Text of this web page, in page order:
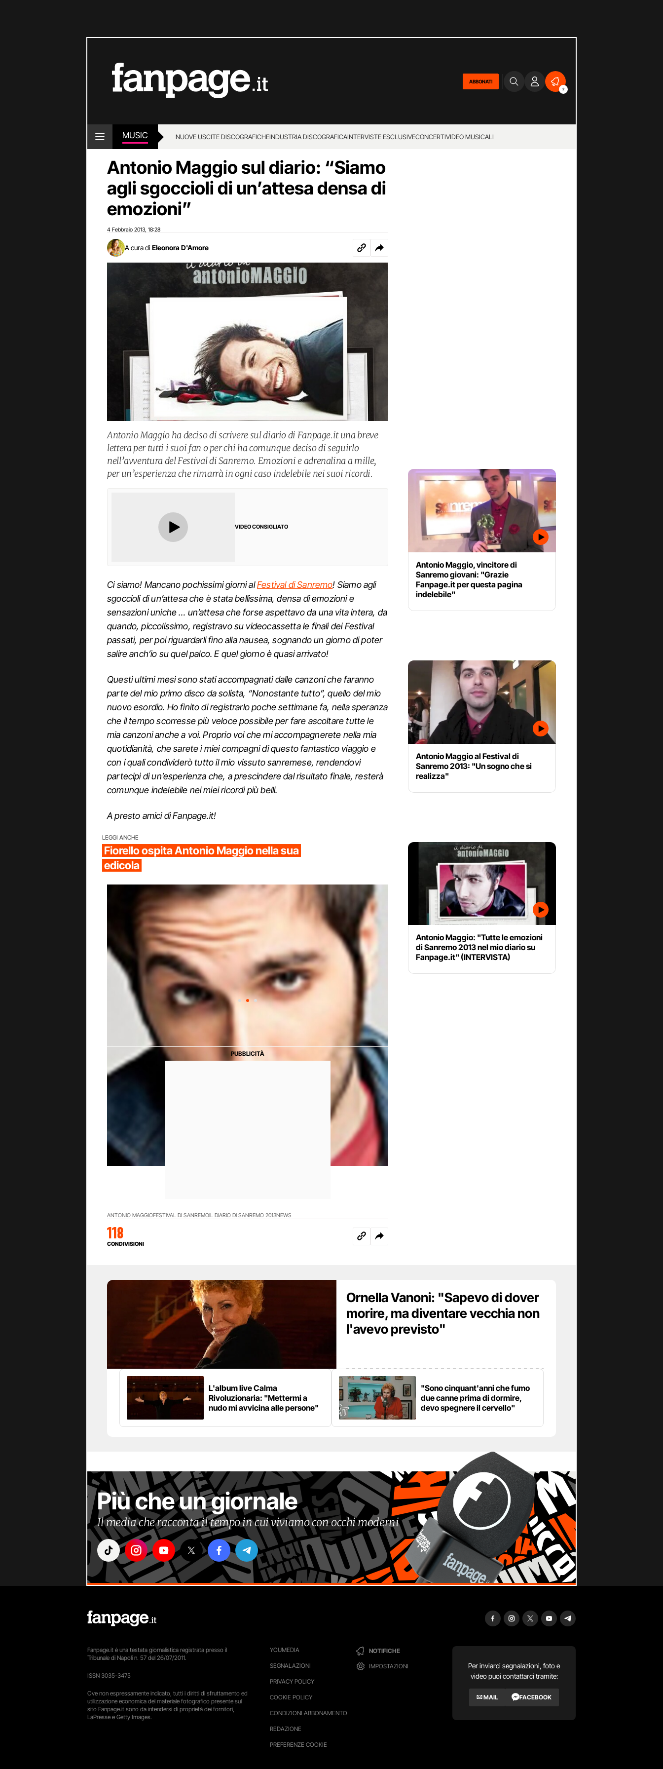
ABBONATI
2
MUSIC NUOVE USCITE DISCOGRAFICHEINDUSTRIA DISCOGRAFICAINTERVISTE ESCLUSIVECONCERTIVIDEO MUSICALI
Antonio Maggio sul diario: “Siamo
agli sgoccioli di un’attesa densa di
emozioni”
4 Febbraio 2013 18:28
A cura di Eleonora D'Amore
Antonio Maggio ha deciso di scrivere sul diario di Fanpage.it una breve
lettera per tutti i suoi fan o per chi ha comunque deciso di seguirlo
nell’avventura del Festival di Sanremo. Emozioni e adrenalina a mille,
per un’esperienza che rimarrà in ogni caso indelebile nei suoi ricordi.
VIDEO CONSIGLIATO
Ci siamo! Mancano pochissimi giorni alFestival di Sanremo! Siamo agli
sgoccioli di un’attesa che è stata bellissima, densa di emozioni e
sensazioni uniche … un’attesa che forse aspettavo da una vita intera, da
quando, piccolissimo, registravo su videocassetta le finali dei Festival
passati, per poi riguardarli fino alla nausea, sognando un giorno di poter
salire anch’io su quel palco. E quel giorno è quasi arrivato!
Questi ultimi mesi sono stati accompagnati dalle canzoni che faranno
parte del mio primo disco da solista, “Nonostante tutto”, quello del mio
nuovo esordio. Ho finito di registrarlo poche settimane fa, nella speranza
che il tempo scorresse più veloce possibile per fare ascoltare tutte le
mia canzoni anche a voi. Proprio voi che mi accompagnerete nella mia
quotidianità, che sarete i miei compagni di questo fantastico viaggio e
con i quali condividerò tutto il mio vissuto sanremese, rendendovi
partecipi di un’esperienza che, a prescindere dal risultato finale, resterà
comunque indelebile nei miei ricordi più belli.
A presto amici di Fanpage.it!
LEGGI ANCHE
Fiorello ospita Antonio Maggio nella sua
edicola
Ex Aram quartet, con i quali nel 2008 ha vinto la prima edizione di X Factor, Antonio Maggio è un cantante
27enne di San Pietro Vernotico (Brindisi). Da poco laureato in lingue e letterature straniere, ha inciso da
solista il brano “Nonostante tutto” e quest'anno concorre tra i giovani di Sanremo 2013 con la canzone
“Mi servirebbe sapere”.
Continua a leggere su Fanpage.it
ANTONIO MAGGIOFESTIVAL DI SANREMOIL DIARIO DI SANREMO 2013NEWS
118
CONDIVISIONI
Antonio Maggio, vincitore di
Sanremo giovani: "Grazie
Fanpage.it per questa pagina
indelebile"
Antonio Maggio al Festival di
Sanremo 2013: "Un sogno che si
realizza"
Antonio Maggio: "Tutte le emozioni
di Sanremo 2013 nel mio diario su
Fanpage.it" (INTERVISTA)
Ornella Vanoni: "Sapevo di dover
morire, ma diventare vecchia non
l'avevo previsto"
L'album live Calma
Rivoluzionaria: "Mettermi a
nudo mi avvicina alle persone"
"Sono cinquant'anni che fumo
due canne prima di dormire,
devo spegnere il cervello"
Più che un giornale
Il media che racconta il tempo in cui viviamo con occhi moderni
YOUMEDIA
SEGNALAZIONI
PRIVACY POLICY
COOKIE POLICY
CONDIZIONI ABBONAMENTO
REDAZIONE
PREFERENZE COOKIE
NOTIFICHE
IMPOSTAZIONI
Per inviarci segnalazioni, foto e
video puoi contattarci tramite:
MAIL FACEBOOK
Fanpage.it è una testata giornalistica registrata presso il
Tribunale di Napoli n. 57 del 26/07/2011.
ISSN 3035-3475
Ove non espressamente indicato, tutti i diritti di sfruttamento ed
utilizzazione economica del materiale fotografico presente sul
sito Fanpage.it sono da intendersi di proprietà dei fornitori,
LaPresse e Getty Images.